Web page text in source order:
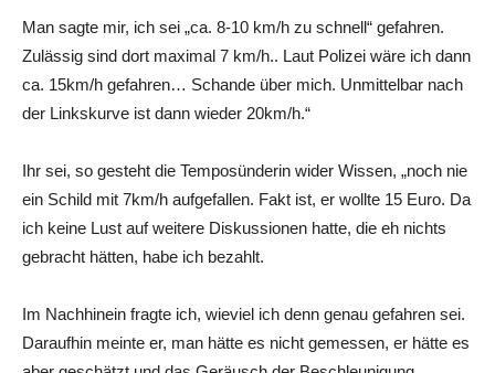
Man sagte mir, ich sei „ca. 8-10 km/h zu schnell“ gefahren.
Zulässig sind dort maximal 7 km/h.. Laut Polizei wäre ich dann
ca. 15km/h gefahren… Schande über mich. Unmittelbar nach
der Linkskurve ist dann wieder 20km/h.“
Ihr sei, so gesteht die Temposünderin wider Wissen, „noch nie
ein Schild mit 7km/h aufgefallen. Fakt ist, er wollte 15 Euro. Da
ich keine Lust auf weitere Diskussionen hatte, die eh nichts
gebracht hätten, habe ich bezahlt.
Im Nachhinein fragte ich, wieviel ich denn genau gefahren sei.
Daraufhin meinte er, man hätte es nicht gemessen, er hätte es